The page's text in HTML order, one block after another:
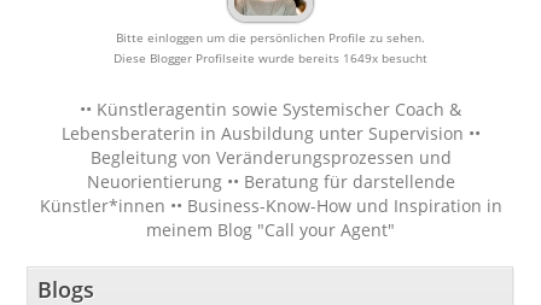
Bitte einloggen um die persönlichen Profile zu sehen.
Diese Blogger Profilseite wurde bereits 1649x besucht
•• Künstleragentin sowie Systemischer Coach &
Lebensberaterin in Ausbildung unter Supervision ••
Begleitung von Veränderungsprozessen und
Neuorientierung •• Beratung für darstellende
Künstler*innen •• Business-Know-How und Inspiration in
meinem Blog "Call your Agent"
Blogs